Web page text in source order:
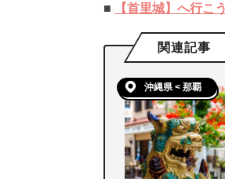
■
【首里城】へ行こ
関連記事
沖縄県 < 那覇